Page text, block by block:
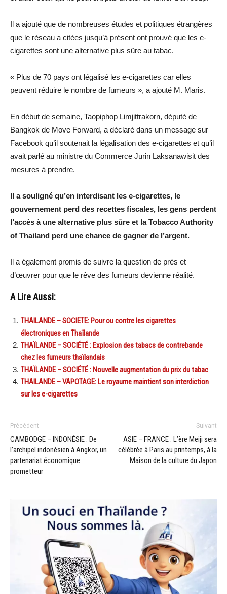
Il a ajouté que de nombreuses études et politiques étrangères
que le réseau a citées jusqu’à présent ont prouvé que les e-
cigarettes sont une alternative plus sûre au tabac.
« Plus de 70 pays ont légalisé les e-cigarettes car elles
peuvent réduire le nombre de fumeurs », a ajouté M. Maris.
En début de semaine, Taopiphop Limjittrakorn, député de
Bangkok de Move Forward, a déclaré dans un message sur
Facebook qu’il soutenait la légalisation des e-cigarettes et qu’il
avait parlé au ministre du Commerce Jurin Laksanawisit des
mesures à prendre.
Il a souligné qu’en interdisant les e-cigarettes, le
gouvernement perd des recettes fiscales, les gens perdent
l’accès à une alternative plus sûre et la Tobacco Authority
of Thailand perd une chance de gagner de l’argent.
Il a également promis de suivre la question de près et
d’œuvrer pour que le rêve des fumeurs devienne réalité.
A Lire Aussi:
THAILANDE – SOCIETE: Pour ou contre les cigarettes
électroniques en Thaïlande
THAÏLANDE – SOCIÉTÉ : Explosion des tabacs de contrebande
chez les fumeurs thaïlandais
THAÏLANDE – SOCIÉTÉ : Nouvelle augmentation du prix du tabac
THAILANDE – VAPOTAGE: Le royaume maintient son interdiction
sur les e-cigarettes
Précédent
CAMBODGE – INDONÉSIE : De
l’archipel indonésien à Angkor, un
partenariat économique
prometteur
Suivant
ASIE – FRANCE : L’ère Meiji sera
célébrée à Paris au printemps, à la
Maison de la culture du Japon